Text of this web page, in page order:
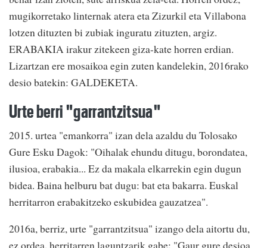
mugikorretako linternak atera eta Zizurkil eta Villabona
lotzen dituzten bi zubiak inguratu zituzten, argiz.
ERABAKIA irakur zitekeen giza-kate horren erdian.
Lizartzan ere mosaikoa egin zuten kandelekin, 2016rako
desio batekin: GALDEKETA.
Urte berri "garrantzitsua"
2015. urtea "emankorra" izan dela azaldu du Tolosako
Gure Esku Dagok: "Oihalak ehundu ditugu, borondatea,
ilusioa, erabakia... Ez da makala elkarrekin egin dugun
bidea. Baina helburu bat dugu: bat eta bakarra. Euskal
herritarron erabakitzeko eskubidea gauzatzea".
2016a, berriz, urte "garrantzitsua" izango dela aitortu du,